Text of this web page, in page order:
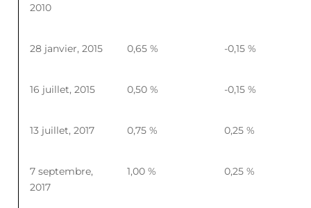
2010
28 janvier, 2015 0,65 % -0,15 %
16 juillet, 2015 0,50 % -0,15 %
13 juillet, 2017 0,75 % 0,25 %
7 septembre,
2017
1,00 % 0,25 %